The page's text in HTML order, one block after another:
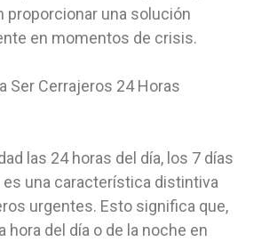
proporcionar una solución
en momentos de crisis.
Ser Cerrajeros 24 Horas
las 24 horas del día, los 7 días
es una característica distintiva
urgentes. Esto significa que,
hora del día o de la noche en